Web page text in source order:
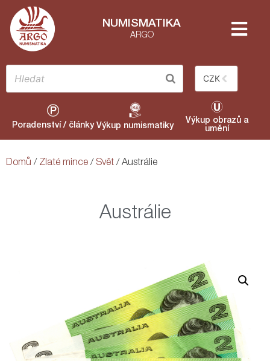
NUMISMATIKA
ARGO
CZK
Poradenství / články Výkup numismatiky
Výkup obrazů a
umění
Domů / Zlaté mince / Svět / Austrálie
Austrálie